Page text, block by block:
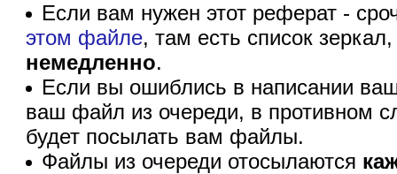
Если вам нужен этот реферат -
этом файле, там есть список
немедленно.
Если вы ошиблись в написании
ваш файл из очереди, в противном
будет посылать вам файлы.
Файлы из очереди отосылаются